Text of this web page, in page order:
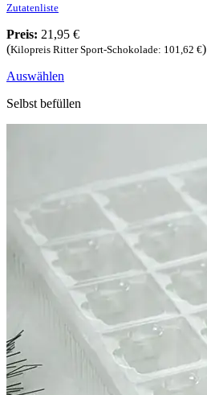
Zutatenliste
Preis: 21,95 €
(Kilopreis Ritter Sport-Schokolade: 101,62 €)
Auswählen
Selbst befüllen